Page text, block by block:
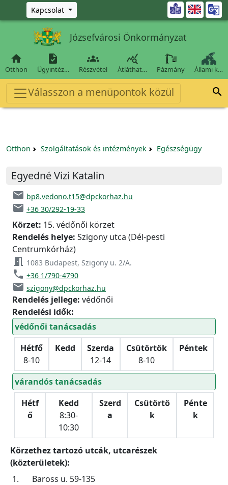
Ugrás a fő tartalomra
Kapcsolat 
Józsefvárosi Önkormányzat

Otthon

Ügyintéz…

Részvétel

Átláthat… Pázmány Állami k…
Válasszon a menüpontok közül 
Otthon Szolgáltatások és intézmények Egészségügy
Egyedné Vizi Katalin
email bp8.vedono.t15@dpckorhaz.hu
email +36 30/292-19-33
Körzet: 15. védőnői körzet
Rendelés helye: Szigony utca (Dél-pesti
Centrumkórház)
meeting_room 1083 Budapest, Szigony u. 2/A.
phone +36 1/790-4790
email szigony@dpckorhaz.hu
Rendelés jellege: védőnői
Rendelési idők:
védőnői tanácsadás
Hétfő
8-10
Kedd
Szerda
12-14
Csütörtök
8-10
Péntek
várandós tanácsadás
Hétf
ő
Kedd
8:30-
10:30
Szerd
a
Csütörtö
k
Pénte
k
Körzethez tartozó utcák, utcarészek
(közterületek):
1.
Baross u. 59-135